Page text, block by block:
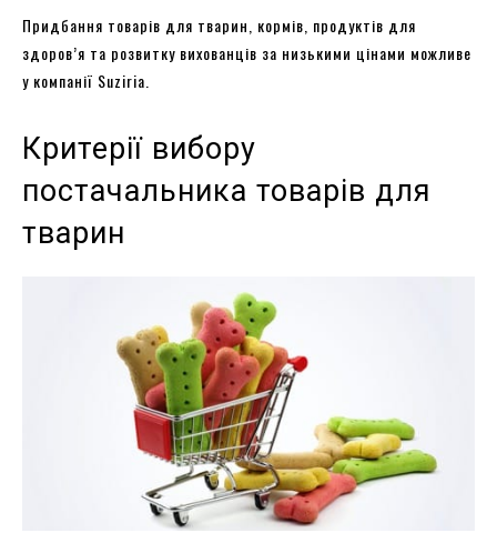
Придбання товарів для тварин, кормів, продуктів для
здоров’я та розвитку вихованців за низькими цінами можливе
у компанії Suziria.
Критерії вибору
постачальника товарів для
тварин